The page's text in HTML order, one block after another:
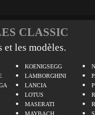
CLASSIC
et les modèles.
KOENIGSEGG
LAMBORGHINI
LANCIA
LOTUS
MASERATI
MAYBACH